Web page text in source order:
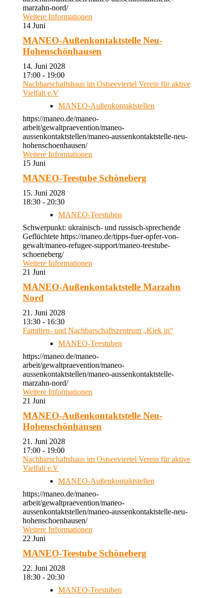
marzahn-nord/
Weitere Informationen
14 Juni
MANEO-Außenkontaktstelle Neu-
Hohenschönhausen
14. Juni 2028
17:00 - 19:00
Nachbarschaftshaus im Ostseeviertel Verein für aktive
Vielfalt e.V
MANEO-Außenkontaktstellen
https://maneo.de/maneo-
arbeit/gewaltpraevention/maneo-
aussenkontaktstellen/maneo-aussenkontaktstelle-neu-
hohenschoenhausen/
Weitere Informationen
15 Juni
MANEO-Teestube Schöneberg
15. Juni 2028
18:30 - 20:30
MANEO-Teestuben
Schwerpunkt: ukrainisch- und russisch-sprechende
Geflüchtete https://maneo.de/tipps-fuer-opfer-von-
gewalt/maneo-refugee-support/maneo-teestube-
schoeneberg/
Weitere Informationen
21 Juni
MANEO-Außenkontaktstelle Marzahn
Nord
21. Juni 2028
13:30 - 16:30
Familien- und Nachbarschaftszentrum „Kiek in“
MANEO-Teestuben
https://maneo.de/maneo-
arbeit/gewaltpraevention/maneo-
aussenkontaktstellen/maneo-aussenkontaktstelle-
marzahn-nord/
Weitere Informationen
21 Juni
MANEO-Außenkontaktstelle Neu-
Hohenschönhausen
21. Juni 2028
17:00 - 19:00
Nachbarschaftshaus im Ostseeviertel Verein für aktive
Vielfalt e.V
MANEO-Außenkontaktstellen
https://maneo.de/maneo-
arbeit/gewaltpraevention/maneo-
aussenkontaktstellen/maneo-aussenkontaktstelle-neu-
hohenschoenhausen/
Weitere Informationen
22 Juni
MANEO-Teestube Schöneberg
22. Juni 2028
18:30 - 20:30
MANEO-Teestuben